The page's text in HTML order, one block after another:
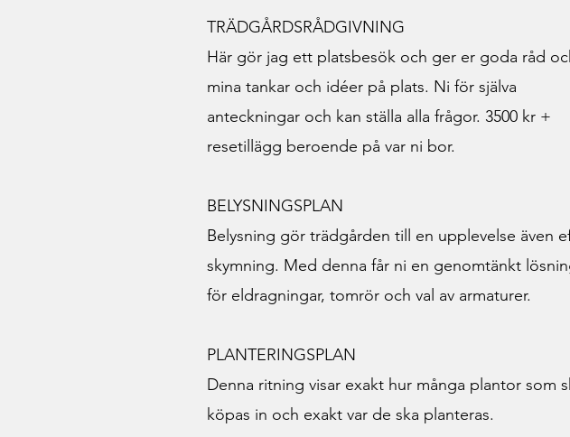
TRÄDGÅRDSRÅDGIVNING
Här gör jag ett platsbesök och ger er goda råd
mina tankar och idéer på plats. Ni för själva
anteckningar och kan ställa alla frågor. 3500 kr +
resetillägg beroende på var ni bor.
BELYSNINGSPLAN
Belysning gör trädgården till en upplevelse även
skymning. Med denna får ni en genomtänkt
för eldragningar, tomrör och val av armaturer.
PLANTERINGSPLAN
Denna ritning visar exakt hur många plantor som
köpas in och exakt var de ska planteras.